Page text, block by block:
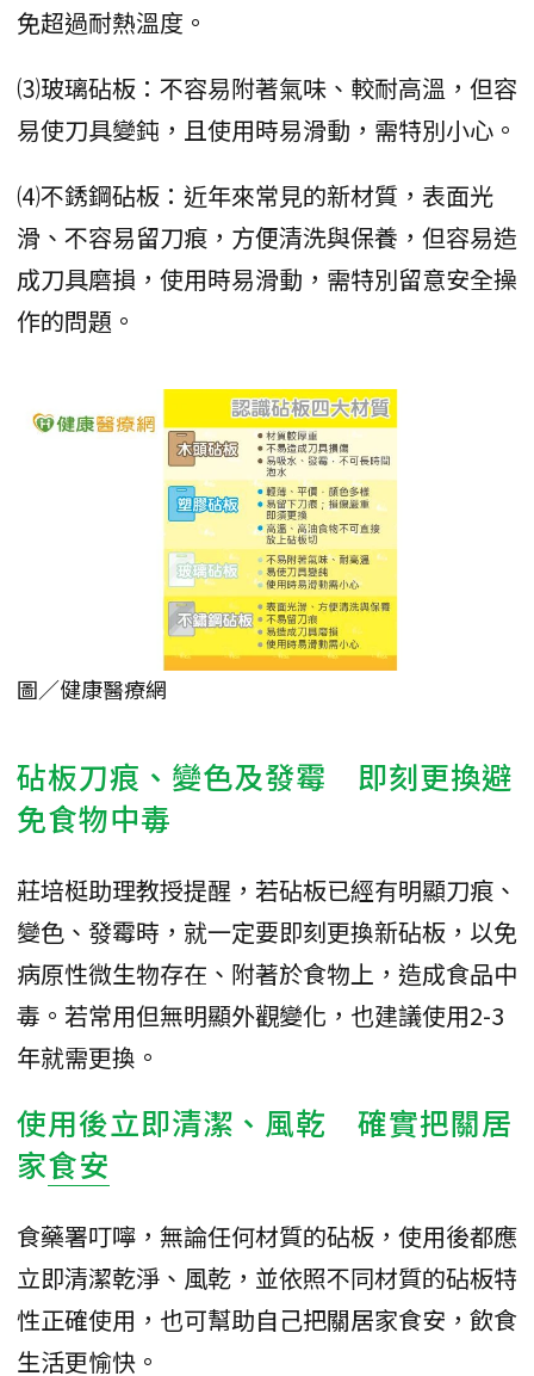
免超過耐熱溫度。
⑶玻璃砧板：不容易附著氣味、較耐高溫，但容
易使刀具變鈍，且使用時易滑動，需特別小心。
⑷不銹鋼砧板：近年來常見的新材質，表面光
滑、不容易留刀痕，方便清洗與保養，但容易造
成刀具磨損，使用時易滑動，需特別留意安全操
作的問題。
圖／健康醫療網
砧板刀痕、變色及發霉 即刻更換避
免食物中毒
莊培梃助理教授提醒，若砧板已經有明顯刀痕、
變色、發霉時，就一定要即刻更換新砧板，以免
病原性微生物存在、附著於食物上，造成食品中
毒。若常用但無明顯外觀變化，也建議使用2-3
年就需更換。
使用後立即清潔、風乾 確實把關居
家食安
食藥署叮嚀，無論任何材質的砧板，使用後都應
立即清潔乾淨、風乾，並依照不同材質的砧板特
性正確使用，也可幫助自己把關居家食安，飲食
生活更愉快。